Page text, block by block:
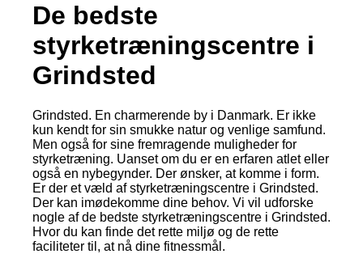
De bedste
styrketræningscentre i
Grindsted
Grindsted. En charmerende by i Danmark. Er ikke
kun kendt for sin smukke natur og venlige samfund.
Men også for sine fremragende muligheder for
styrketræning. Uanset om du er en erfaren atlet eller
også en nybegynder. Der ønsker, at komme i form.
Er der et væld af styrketræningscentre i Grindsted.
Der kan imødekomme dine behov. Vi vil udforske
nogle af de bedste styrketræningscentre i Grindsted.
Hvor du kan finde det rette miljø og de rette
faciliteter til, at nå dine fitnessmål.